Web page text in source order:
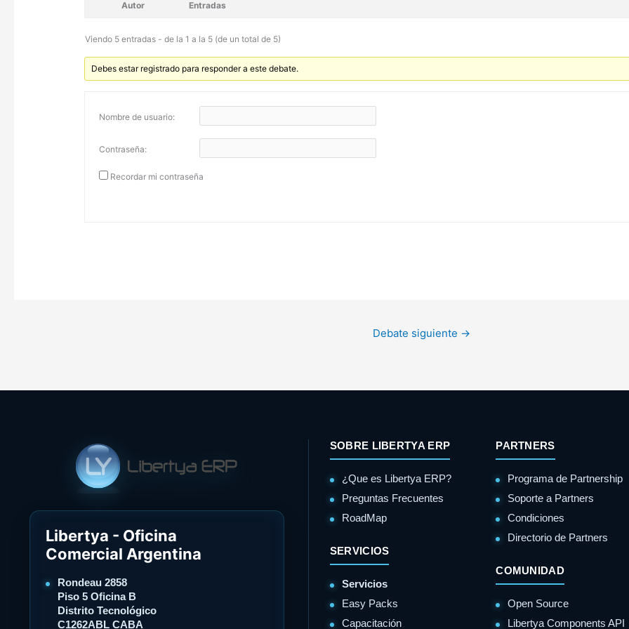
Autor Entradas
Viendo 5 entradas - de la 1 a la 5 (de un total de 5)
Debes estar registrado para responder a este debate.
Nombre de usuario:
Contraseña:
Recordar mi contraseña
Debate siguiente →
Libertya - Oficina
Comercial Argentina
Rondeau 2858
Piso 5 Oficina B
Distrito Tecnológico
C1262ABL CABA
SOBRE LIBERTYA ERP
¿Que es Libertya ERP?
Preguntas Frecuentes
RoadMap
SERVICIOS
Servicios
Easy Packs
Capacitación
PARTNERS
Programa de Partnership
Soporte a Partners
Condiciones
Directorio de Partners
COMUNIDAD
Open Source
Libertya Components API